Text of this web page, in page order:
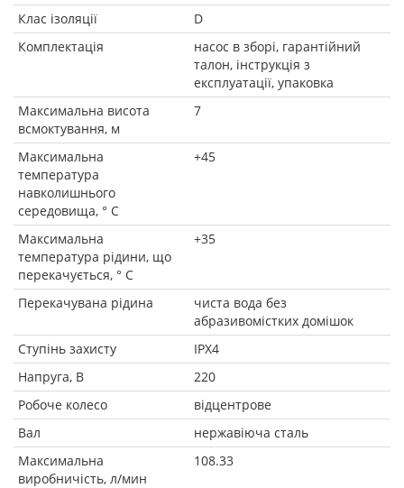
Клас ізоляції
D
Комплектація
насос в зборі, гарантійний
талон, інструкція з
експлуатації, упаковка
Максимальна висота
всмоктування, м
7
Максимальна
температура
навколишнього
середовища, ° C
+45
Максимальна
температура рідини, що
перекачується, ° C
+35
Перекачувана рідина
чиста вода без
абразивомістких домішок
Ступінь захисту
IPX4
Напруга, В
220
Робоче колесо
відцентрове
Вал
нержавіюча сталь
Максимальна
виробничість, л/мин
108.33